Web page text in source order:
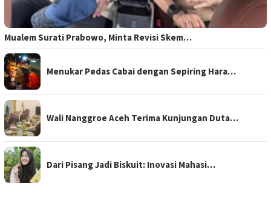
Mualem Surati Prabowo, Minta Revisi Skem…
Menukar Pedas Cabai dengan Sepiring Hara…
Wali Nanggroe Aceh Terima Kunjungan Duta…
Dari Pisang Jadi Biskuit: Inovasi Mahasi…